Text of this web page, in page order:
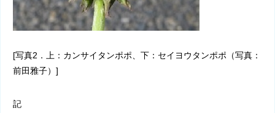
[写真2．上：カンサイタンポポ、下：セイヨウタンポポ（写真：
前田雅子）]
記